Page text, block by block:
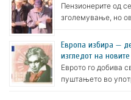
Пензионерите од
зголемување, но
Европа избира —
изгледот на
Еврото го добива
пуштањето во